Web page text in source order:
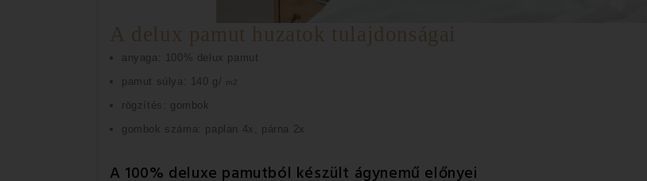
A delux pamut huzatok tulajdonságai
anyaga: 100% delux pamut
pamut súlya: 140 g/
m2
rögzítés: gombok
gombok száma: paplan 4x, párna 2x
A 100% deluxe pamutból készült ágynemű előnyei